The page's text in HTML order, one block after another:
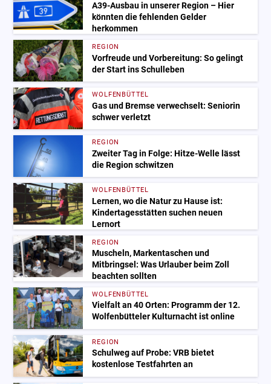
A39-Ausbau in unserer Region – Hier
könnten die fehlenden Gelder
herkommen
REGION
Vorfreude und Vorbereitung: So gelingt
der Start ins Schulleben
WOLFENBÜTTEL
Gas und Bremse verwechselt: Seniorin
schwer verletzt
REGION
Zweiter Tag in Folge: Hitze-Welle lässt
die Region schwitzen
WOLFENBÜTTEL
Lernen, wo die Natur zu Hause ist:
Kindertagesstätten suchen neuen
Lernort
REGION
Muscheln, Markentaschen und
Mitbringsel: Was Urlauber beim Zoll
beachten sollten
WOLFENBÜTTEL
Vielfalt an 40 Orten: Programm der 12.
Wolfenbütteler Kulturnacht ist online
REGION
Schulweg auf Probe: VRB bietet
kostenlose Testfahrten an